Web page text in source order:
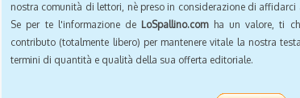
nostra comunità di lettori, nè preso in considerazione di
Se per te l'informazione de LoSpallino.comha un valore, ti
contributo (totalmente libero) per mantenere vitale la nostra
termini di quantità e qualità della sua offerta editoriale.